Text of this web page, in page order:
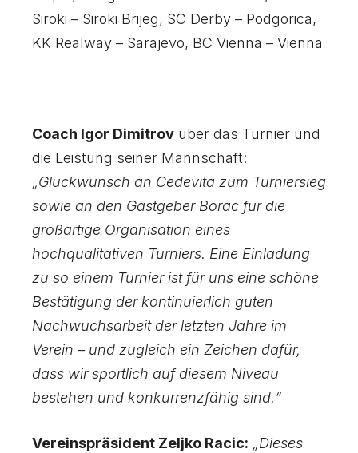
Siroki – Siroki Brijeg, SC Derby – Podgorica,
KK Realway – Sarajevo, BC Vienna – Vienna
Coach Igor Dimitrov über das Turnier und
die Leistung seiner Mannschaft:
„Glückwunsch an Cedevita zum Turniersieg
sowie an den Gastgeber Borac für die
großartige Organisation eines
hochqualitativen Turniers. Eine Einladung
zu so einem Turnier ist für uns eine schöne
Bestätigung der kontinuierlich guten
Nachwuchsarbeit der letzten Jahre im
Verein – und zugleich ein Zeichen dafür,
dass wir sportlich auf diesem Niveau
bestehen und konkurrenzfähig sind.“
Vereinspräsident Zeljko Racic: „Dieses